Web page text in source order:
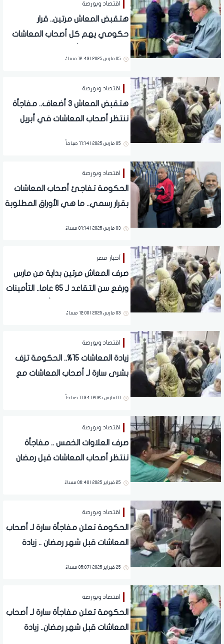
اقتصاد وبورصة
هتقبض المعاش مرتين.. قرار
حكومي يهم كل أصحاب المعاشات
05 مارس 2025 | 12:43 مساءً
اقتصاد وبورصة
هتقبض المعاش 3 أضعاف.. مفاجأة
تنتظر أصحاب المعاشات في أبريل
05 مارس 2025 | 11:14 صباحاً
اقتصاد وبورصة
الحكومة تفاجئ أصحاب المعاشات
بقرار رسمي.. ما هي الأوراق المطلوبة
03 مارس 2025 | 01:14 مساءً
أخبار مصر
صرف المعاش مرتين بداية من مارس
ورفع سن التقاعد لـ 65 عاما.. التأمينات
المعاشات
03 مارس 2025 | 12:00 مساءً
اقتصاد وبورصة
زيادة المعاشات 15%.. الحكومة تزف
بشرى سارة لـ أصحاب المعاشات مع
01 مارس 2025 | 11:34 صباحاً
اقتصاد وبورصة
صرف العلاوات الخمس .. مفاجأة
تنتظر أصحاب المعاشات قبل رمضان
25 فبراير 2025 | 06:40 مساءً
اقتصاد وبورصة
الحكومة تعلن مفاجأة سارة لـ أصحاب
المعاشات قبل شهر رمضان .. زيادة
25 فبراير 2025 | 05:07 مساءً
اقتصاد وبورصة
الحكومة تعلن مفاجأة سارة لـ أصحاب
المعاشات قبل شهر رمضان.. زيادة